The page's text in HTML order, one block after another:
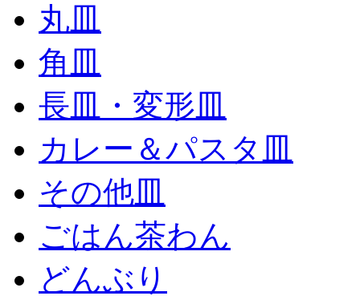
丸皿
角皿
長皿・変形皿
カレー＆パスタ皿
その他皿
ごはん茶わん
どんぶり